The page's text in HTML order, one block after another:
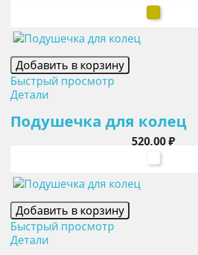
золото
Добавить в корзину
Быстрый просмотр
Детали
Подушечка для колец
Цена
520,00 ₽
Добавить в корзину
Быстрый просмотр
Детали